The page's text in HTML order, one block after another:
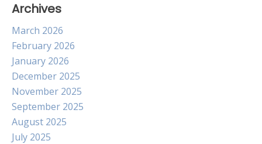
Archives
March 2026
February 2026
January 2026
December 2025
November 2025
September 2025
August 2025
July 2025